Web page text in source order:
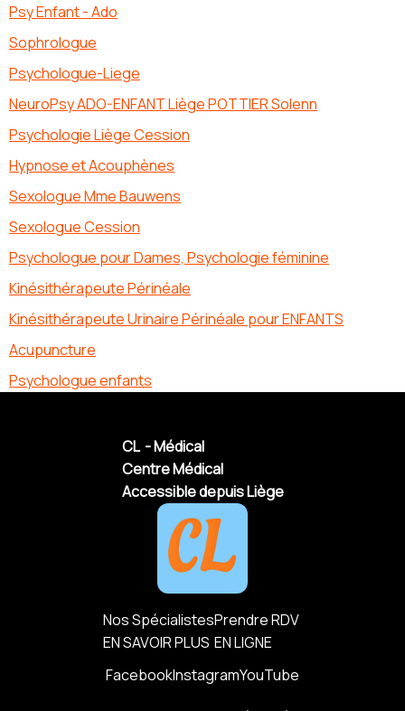
Psy Enfant - Ado
Sophrologue
Psychologue-Liege
NeuroPsy ADO-ENFANT Liège POTTIER Solenn
Psychologie Liège Cession
Hypnose et Acouphènes
Sexologue Mme Bauwens
Sexologue Cession
Psychologue pour Dames, Psychologie féminine
Kinésithérapeute Périnéale
Kinésithérapeute Urinaire Périnéale pour ENFANTS
Acupuncture
Psychologue enfants
CL - Médical
Centre Médical
Accessible depuis Liège
Nos Spécialistes
EN SAVOIR PLUS
Prendre RDV
EN LIGNE
FacebookInstagramYouTube